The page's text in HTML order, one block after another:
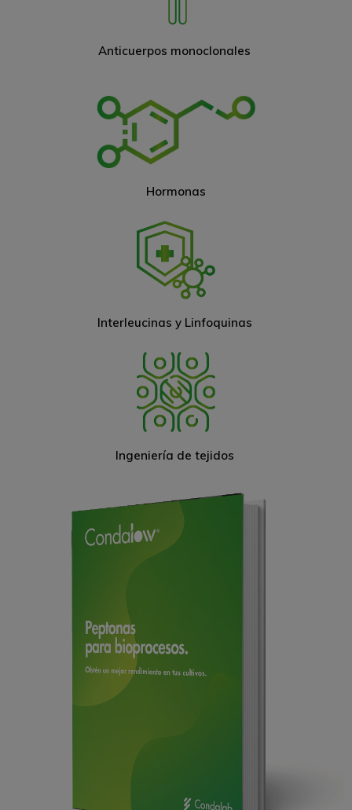
Anticuerpos monoclonales
Hormonas
Interleucinas y Linfoquinas
Ingeniería de tejidos